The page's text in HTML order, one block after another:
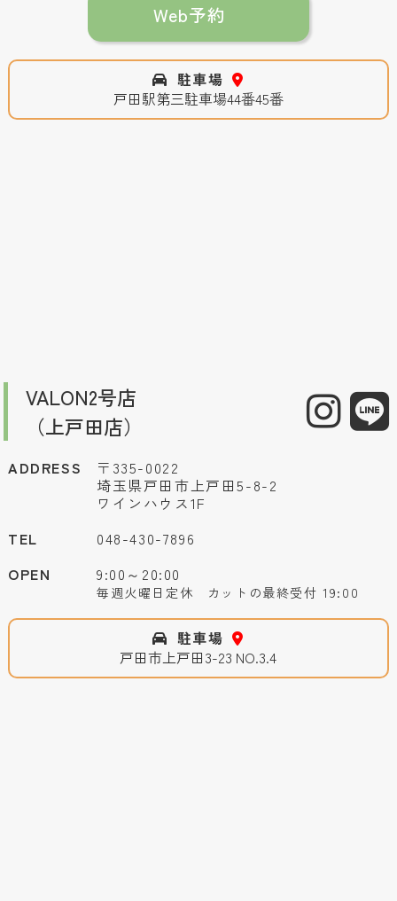
Web予約
駐車場
戸田駅第三駐車場44番45番
VALON2号店
（上戸田店）
ADDRESS
〒335-0022
埼玉県戸田市上戸田5-8-2
ワインハウス1F
TEL
048-430-7896
OPEN
9:00～20:00
毎週火曜日定休 カットの最終受付 19:00
駐車場
戸田市上戸田3-23 NO.3.4